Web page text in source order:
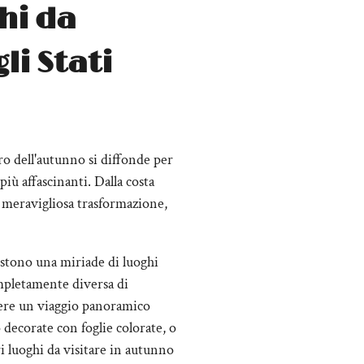
da
Stati
dell'autunno si diffonde per
affascinanti. Dalla costa
trasformazione,
una miriade di luoghi
diversa di
un viaggio panoramico
con foglie colorate, o
luoghi da visitare in autunno